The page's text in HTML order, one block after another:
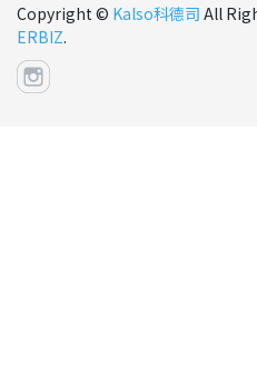
Copyright © Kalso科德司 All
ERBIZ.